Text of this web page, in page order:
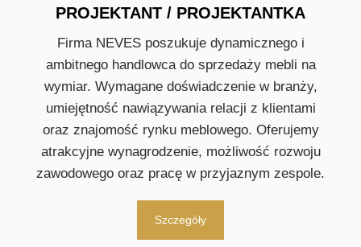
PROJEKTANT / PROJEKTANTKA
Firma NEVES poszukuje dynamicznego i
ambitnego handlowca do sprzedaży mebli na
wymiar. Wymagane doświadczenie w branży,
umiejętność nawiązywania relacji z klientami
oraz znajomość rynku meblowego. Oferujemy
atrakcyjne wynagrodzenie, możliwość rozwoju
zawodowego oraz pracę w przyjaznym zespole.
Szczegóły